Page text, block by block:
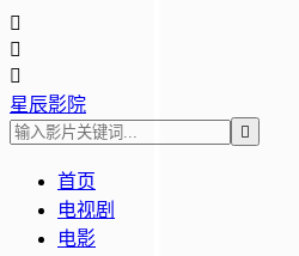



星辰影院

首页
电视剧
电影